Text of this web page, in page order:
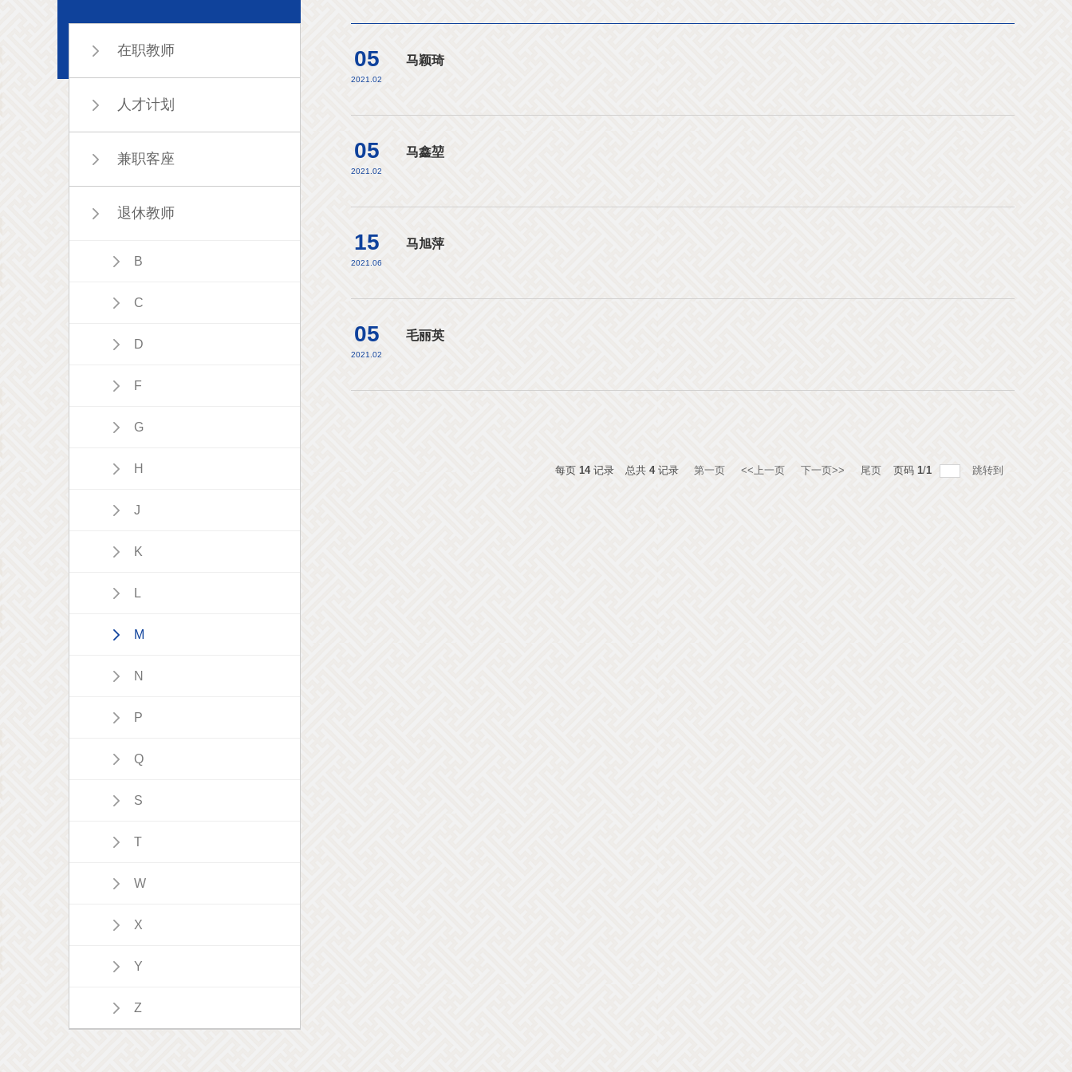
在职教师
人才计划
兼职客座
退休教师
B
C
D
F
G
H
J
K
L
M
N
P
Q
S
T
W
X
Y
Z
05
2021.02
马颖琦
05
2021.02
马鑫堃
15
2021.06
马旭萍
05
2021.02
毛丽英
每页 14记录 总共 4记录 第一页 <<上一页 下一页>> 尾页 页码 1/1 跳转到